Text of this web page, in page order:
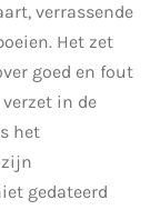
verrassende
Het zet
goed en fout
in de
het
gedateerd